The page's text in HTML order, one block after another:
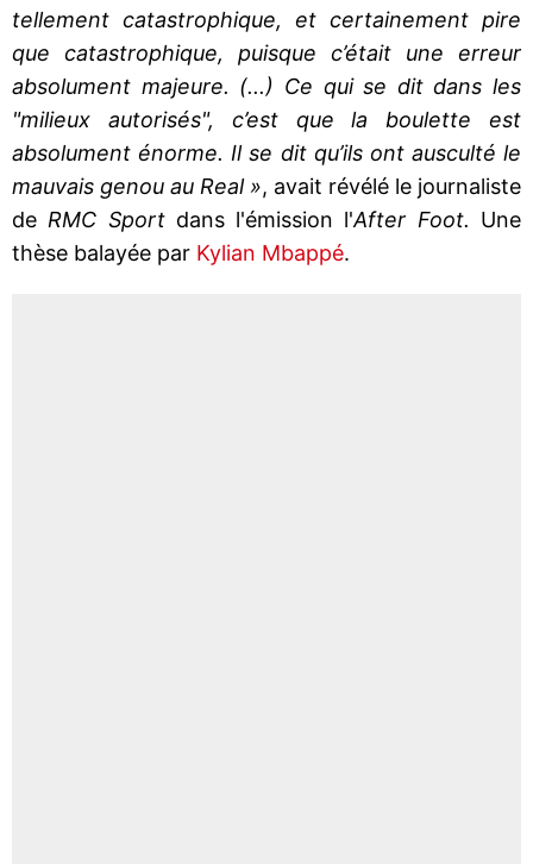
tellement catastrophique, et certainement pire
que catastrophique, puisque c’était une erreur
absolument majeure. (...) Ce qui se dit dans les
"milieux autorisés", c’est que la boulette est
absolument énorme. Il se dit qu’ils ont ausculté le
mauvais genou au Real », avait révélé le journaliste
de RMC Sport dans l'émission l'After Foot. Une
thèse balayée par Kylian Mbappé.